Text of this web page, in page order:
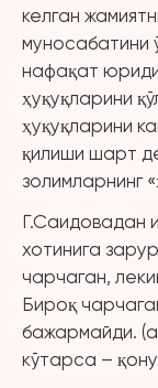
келган
муносабатини
нафақат
ҳуқуқларини
ҳуқуқларини
қилиши шарт
золимларнинг
Г.Саидовадан
хотинига
чарчаган,
Бироқ
бажармайди.
кўтарса –